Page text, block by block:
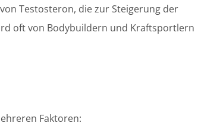
Testosteron, die zur Steigerung der
oft von Bodybuildern und Kraftsportlern
Faktoren: